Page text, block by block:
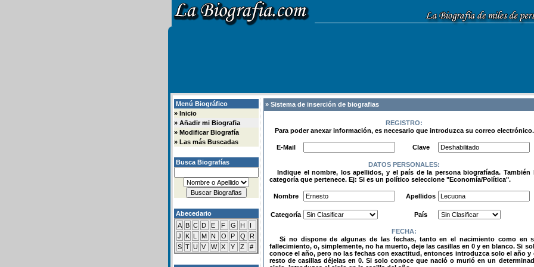
Menú Biográfico
» Inicio
» Añadir mi Biografia
» Modificar Biografía
» Las más Buscadas
Busca Biografías
Abecedario
A B C D E F G H
I
J
K L M N O P Q
R
S T U V W X Y Z #
» Sistema de inserción de biografias
REGISTRO:
Para poder anexar información, es necesario que introduzca su correo electrónico.
E-Mail
Clave
DATOS PERSONALES:
Indique el nombre, los apellidos, y el país de la persona biografíada. También
categoría que pertenece. Ej: Si es un político seleccione "Economía/Política".
Nombre
Apellidos
Categoría País
FECHA:
Si no dispone de algunas de las fechas, tanto en el nacimiento como en
fallecimiento, o, simplemente, no ha muerto, deje las casillas en 0 y en blanco. Si
conoce el año, pero no las fechas con exactitud, entonces introduzca solo el año y
resto de casillas déjelas en 0. Si solo conoce que nació o murió en un